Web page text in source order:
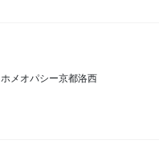
ホメオパシー京都洛西